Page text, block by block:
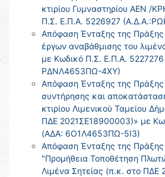
κτιρίου Γυμναστηρίου ΑΕΝ /
Π.Σ. Ε.Π.Α. 5226927
Απόφαση Ένταξης της
έργων αναβάθμισης του
με Κωδικό Π.Σ. Ε.Π.Α.
ΡΔΝΛ4653ΠΩ-4ΧΥ)
Απόφαση Ένταξης της Πράξης
συντήρησης και
κτιρίου Λιμενικού Ταμείου
ΠΔΕ 2021ΣΕ18900003)» με
(ΑΔΑ: 6Ο1Λ4653ΠΩ-5Ι3)
Απόφαση Ένταξης της Πράξης
"Προμήθεια Τοποθέτηση
Λιμένα Σητείας (π.κ. στο ΠΔΕ